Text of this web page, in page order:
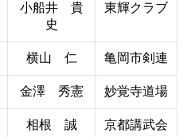
小船井 貴
史
東輝クラブ
横山 仁 亀岡市剣連
金澤 秀憲 妙覚寺道場
相根 誠 京都講武会